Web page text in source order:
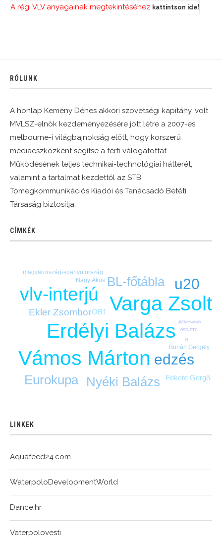
A régi VLV anyagainak megtekintéséhez kattintson ide!
RÓLUNK
A honlap Kemény Dénes akkori szövetségi kapitány, volt
MVLSZ-elnök kezdeményezésére jött létre a 2007-es
melbourne-i világbajnokság előtt, hogy korszerű
médiaeszközként segítse a férfi válogatottat.
Működésének teljes technikai-technológiai hátterét,
valamint a tartalmat kezdettől az STB
Tömegkommunikációs Kiadói és Tanácsadó Betéti
Társaság biztosítja.
CÍMKÉK
Erdélyi Balázs
Varga Zsolt
Vámos Márton
vlv-interjú
edzés
u20
BL-főtábla
Eurokupa Nyéki Balázs
Ekler Zsombor
Fekete Gergő
OB1
Burián Gergely
magyarország-spanyolország
Nagy Ákos
bl
OSC-FTC
élő közvetítés
LINKEK
Aquafeed24.com
WaterpoloDevelopmentWorld
Dance.hr
Vaterpolovesti